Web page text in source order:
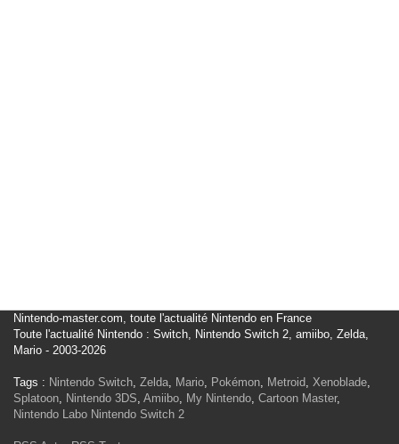
Nintendo-master.com, toute l'actualité Nintendo en France
Toute l'actualité Nintendo : Switch, Nintendo Switch 2, amiibo, Zelda,
Mario - 2003-2026
Tags : Nintendo Switch, Zelda, Mario, Pokémon, Metroid, Xenoblade,
Splatoon, Nintendo 3DS, Amiibo, My Nintendo, Cartoon Master,
Nintendo Labo Nintendo Switch 2